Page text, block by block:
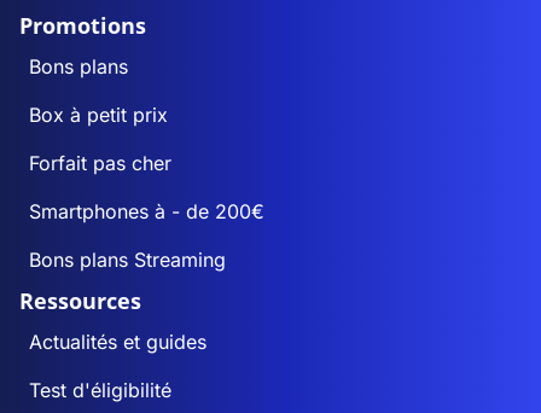
Promotions
Bons plans
Box à petit prix
Forfait pas cher
Smartphones à - de 200€
Bons plans Streaming
Ressources
Actualités et guides
Test d'éligibilité